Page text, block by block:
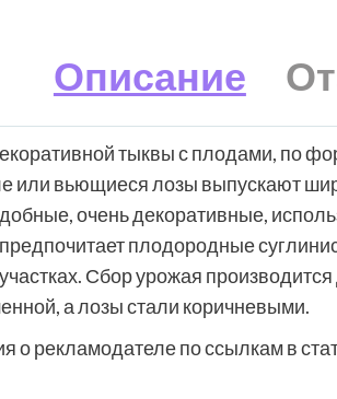
Описание
тыквы с плодами, по
или вьющиеся лозы выпускают
очень декоративные,
плодородные
Сбор урожая
а лозы стали коричневыми.
о рекламодателе по ссылкам в